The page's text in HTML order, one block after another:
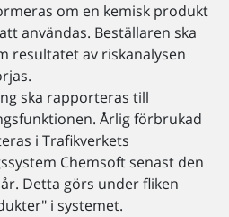
om en kemisk produkt
användas. Beställaren ska
resultatet av riskanalysen
ska rapporteras till
Årlig förbrukad
i Trafikverkets
Chemsoft senast den
Detta görs under fliken
i systemet.